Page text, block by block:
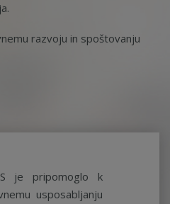
razvoju in spoštovanju
je pripomoglo k
usposabljanju